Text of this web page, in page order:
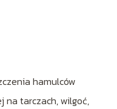
hamulców
na tarczach, wilgoć,